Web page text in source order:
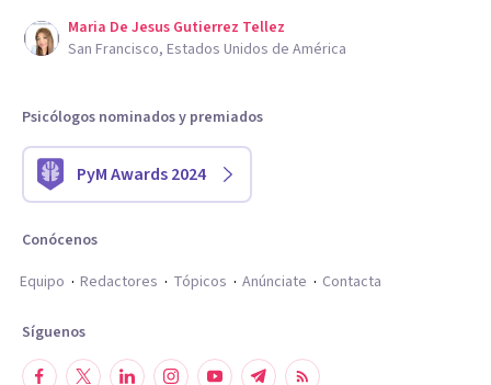
Maria De Jesus Gutierrez Tellez
San Francisco, Estados Unidos de América
Psicólogos nominados y premiados
PyM Awards 2024
Conócenos
Equipo
Redactores Tópicos Anúnciate Contacta
Síguenos